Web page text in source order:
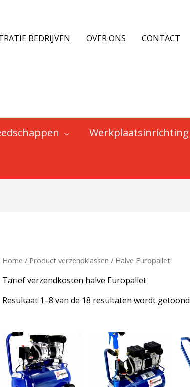
BEDRIJVEN OVER ONS CONTACT
Werkplaatsinrichting
Home / Product verzendklassen / Halve Europallet
Tarief verzendkosten halve Europallet
Resultaat 1–8 van de 18 resultaten wordt getoond